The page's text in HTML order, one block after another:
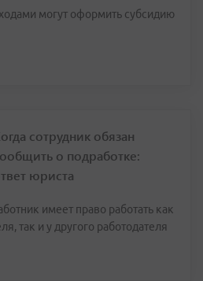
могут оформить субсидию
сотрудник обязан
о подработке:
юриста
имеет право работать как
так и у другого работодателя